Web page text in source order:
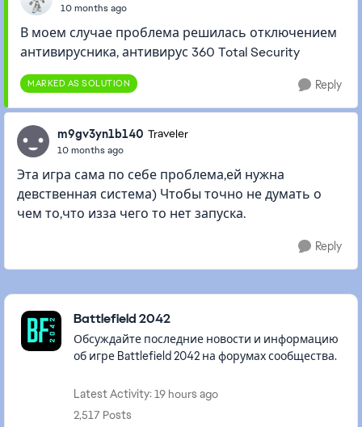
10 months ago
В моем случае проблема решилась отключением
антивирусника, антивирус 360 Total Security
MARKED AS SOLUTION Reply
m9gv3yn1b140 Traveler
10 months ago
Эта игра сама по себе проблема,ей нужна
девственная система) Чтобы точно не думать о
чем то,что изза чего то нет запуска.
Reply
Featured Places
Battlefield 2042
Обсуждайте последние новости и информацию
об игре Battlefield 2042 на форумах сообщества.
Latest Activity: 19 hours ago
2,517 Posts